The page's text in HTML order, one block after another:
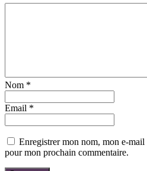
Nom *
Email *
Enregistrer mon nom, mon e-
pour mon prochain commentaire.